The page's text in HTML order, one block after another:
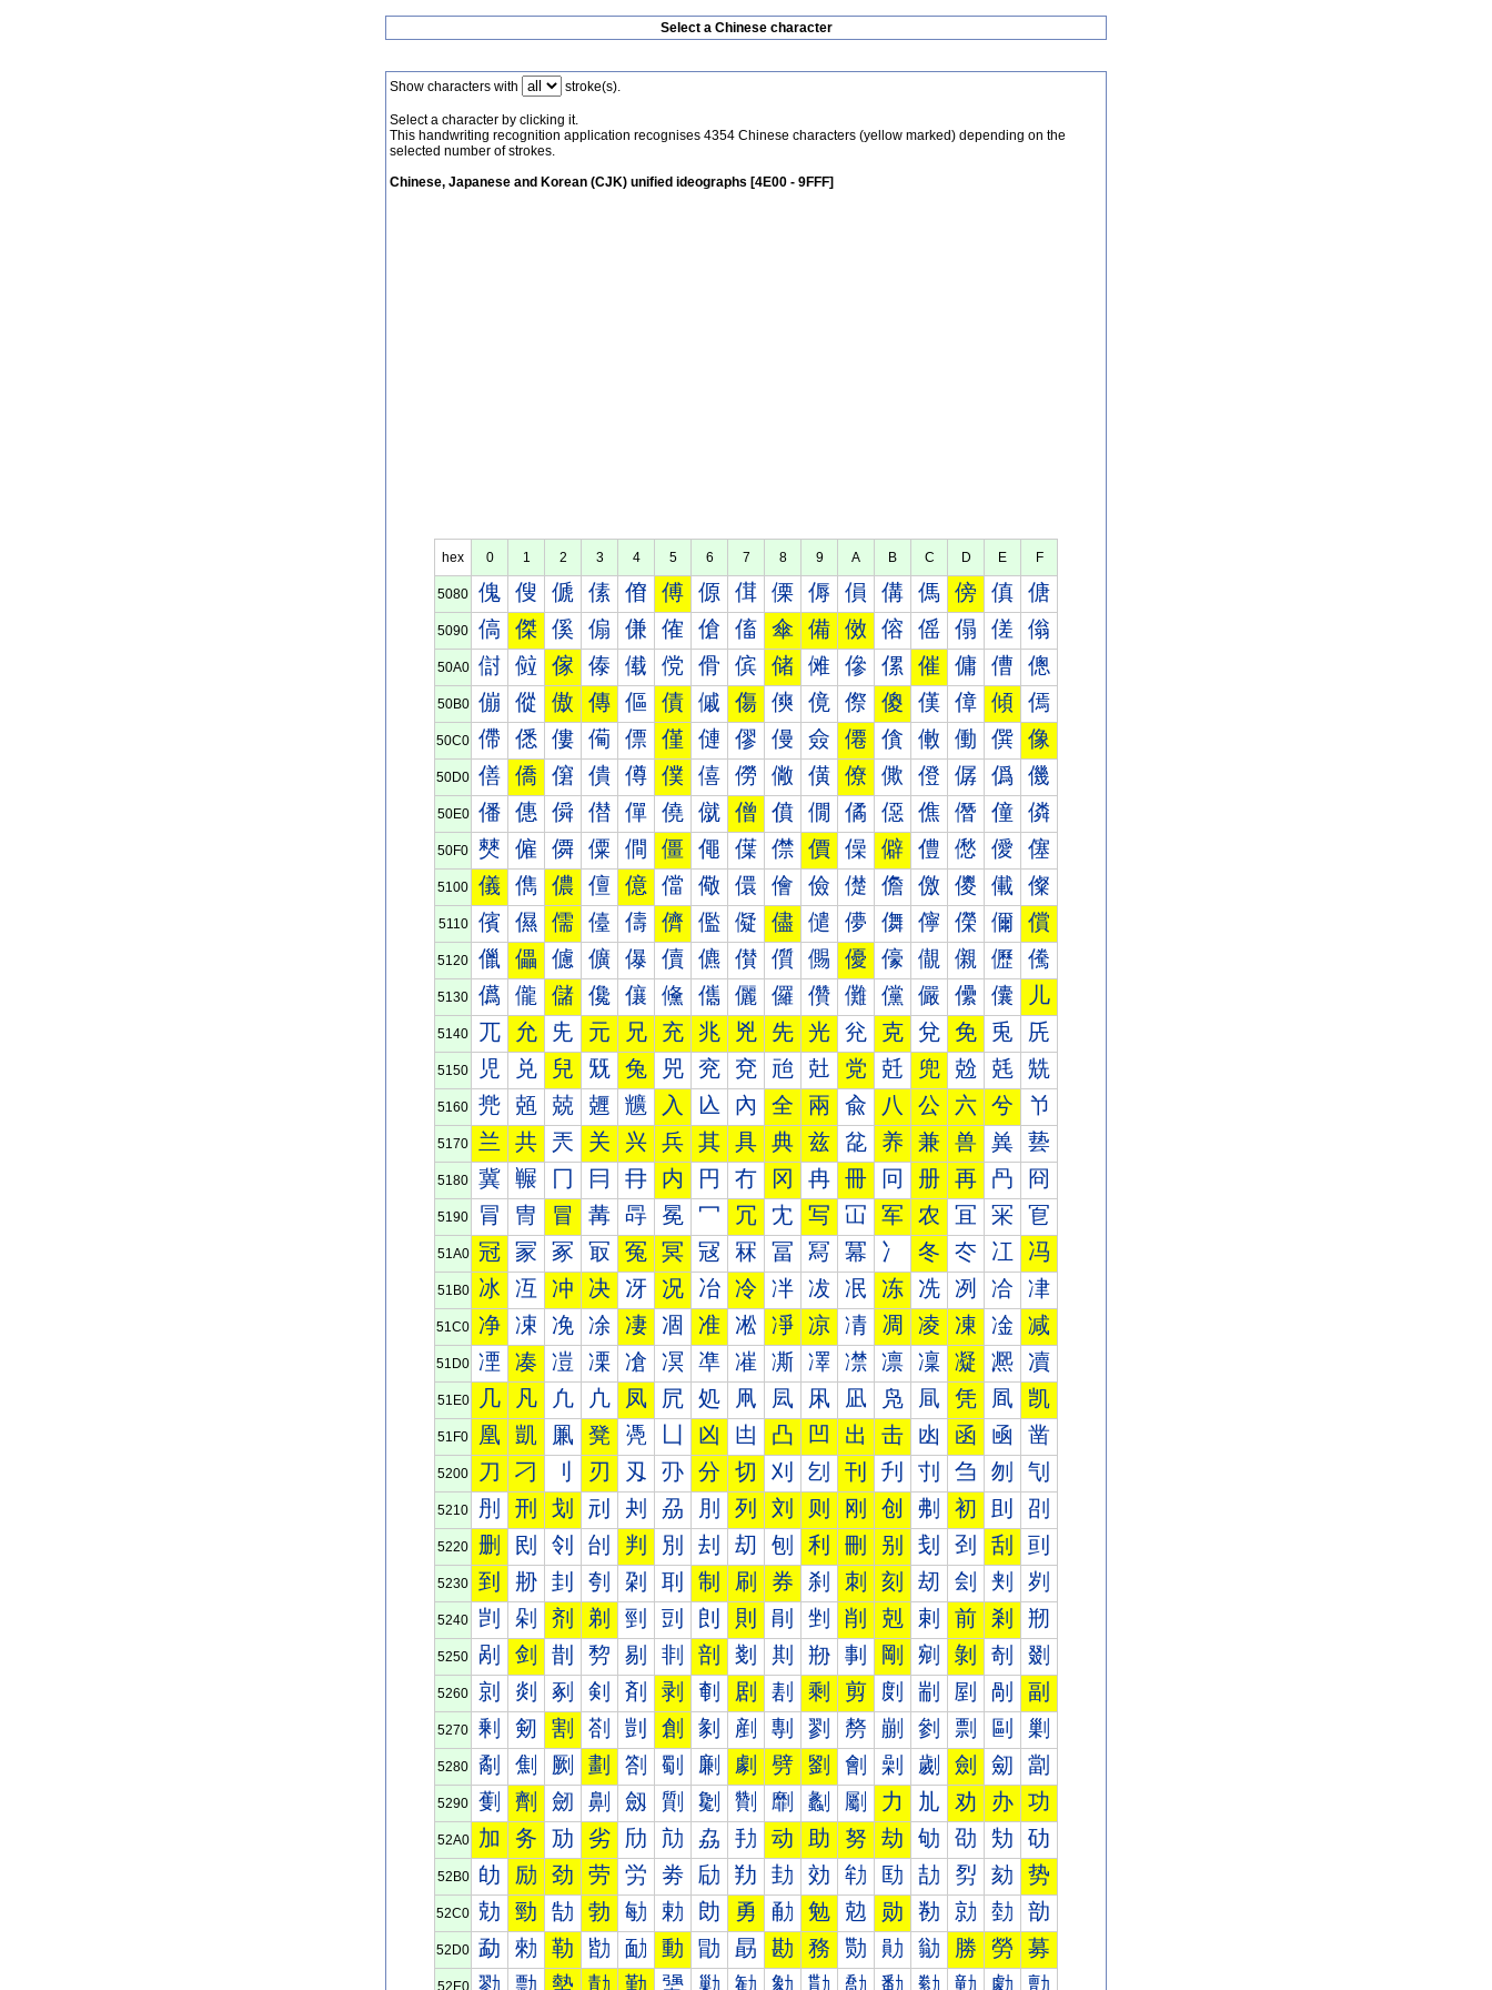
Select a Chinese character
Show characters with stroke(s).
Select a character by clicking it.
This handwriting recognition application recognises 4354 Chinese characters (yellow marked) depending on the
selected number of strokes.
Chinese, Japanese and Korean (CJK) unified ideographs [4E00 - 9FFF]
hex 0 1 2 3 4 5 6 7 8 9 A B C D E F
5080 傀 傁 傂 傃 傄 傅 傆 傇 傈 傉 傊 傋 傌 傍 傎 傏
5090 傐 傑 傒 傓 傔 傕 傖 傗 傘 備 傚 傛 傜 傝 傞 傟
50A0 傠 傡 傢 傣 傤 傥 傦 傧 储 傩 傪 傫 催 傭 傮 傯
50B0 傰 傱 傲 傳 傴 債 傶 傷 傸 傹 傺 傻 傼 傽 傾 傿
50C0 僀 僁 僂 僃 僄 僅 僆 僇 僈 僉 僊 僋 僌 働 僎 像
50D0 僐 僑 僒 僓 僔 僕 僖 僗 僘 僙 僚 僛 僜 僝 僞 僟
50E0 僠 僡 僢 僣 僤 僥 僦 僧 僨 僩 僪 僫 僬 僭 僮 僯
50F0 僰 僱 僲 僳 僴 僵 僶 僷 僸 價 僺 僻 僼 僽 僾 僿
5100 儀 儁 儂 儃 億 儅 儆 儇 儈 儉 儊 儋 儌 儍 儎 儏
5110 儐 儑 儒 儓 儔 儕 儖 儗 儘 儙 儚 儛 儜 儝 儞 償
5120 儠 儡 儢 儣 儤 儥 儦 儧 儨 儩 優 儫 儬 儭 儮 儯
5130 儰 儱 儲 儳 儴 儵 儶 儷 儸 儹 儺 儻 儼 儽 儾 儿
5140 兀 允 兂 元 兄 充 兆 兇 先 光 兊 克 兌 免 兎 兏
5150 児 兑 兒 兓 兔 兕 兖 兗 兘 兙 党 兛 兜 兝 兞 兟
5160 兠 兡 兢 兣 兤 入 兦 內 全 兩 兪 八 公 六 兮 兯
5170 兰 共 兲 关 兴 兵 其 具 典 兹 兺 养 兼 兽 兾 兿
5180 冀 冁 冂 冃 冄 内 円 冇 冈 冉 冊 冋 册 再 冎 冏
5190 冐 冑 冒 冓 冔 冕 冖 冗 冘 写 冚 军 农 冝 冞 冟
51A0 冠 冡 冢 冣 冤 冥 冦 冧 冨 冩 冪 冫 冬 冭 冮 冯
51B0 冰 冱 冲 决 冴 况 冶 冷 冸 冹 冺 冻 冼 冽 冾 冿
51C0 净 凁 凂 凃 凄 凅 准 凇 凈 凉 凊 凋 凌 凍 凎 减
51D0 凐 凑 凒 凓 凔 凕 凖 凗 凘 凙 凚 凛 凜 凝 凞 凟
51E0 几 凡 凢 凣 凤 凥 処 凧 凨 凩 凪 凫 凬 凭 凮 凯
51F0 凰 凱 凲 凳 凴 凶 凷 凸 凹 出 击 凼 函 凾 凿
5200 刀 刁 刂 刃 刄 刅 分 切 刈 刉 刊 刋 刌 刍 刎 刏
5210 刐 刑 划 刓 刔 刕 刖 列 刘 则 刚 创 刜 初 刞 刟
5220 删 刡 刢 刣 判 別 刦 刧 刨 利 刪 别 刬 刭 刮 刯
5230 到 刱 刲 刳 刴 刵 制 刷 券 刹 刺 刻 刼 刽 刾 刿
5240 剀 剁 剂 剃 剄 剅 剆 則 剈 剉 削 剋 剌 前 剎 剏
5250 剐 剑 剒 剓 剔 剕 剖 剗 剘 剙 剚 剛 剜 剝 剞 剟
5260 剠 剡 剢 剣 剤 剥 剦 剧 剨 剩 剪 剫 剬 剭 剮 副
5270 剰 剱 割 剳 剴 創 剶 剷 剸 剹 剺 剻 剼 剽 剾 剿
5280 劀 劁 劂 劃 劄 劅 劆 劇 劈 劉 劊 劋 劌 劍 劎 劏
5290 劐 劑 劒 劓 劔 劕 劖 劗 劘 劙 劚 力 劜 劝 办 功
52A0 加 务 劢 劣 劤 劥 劦 劧 动 助 努 劫 劬 劭 劮 劯
52B0 劰 励 劲 劳 労 劵 劶 劷 劸 効 劺 劻 劼 劽 劾 势
52C0 勀 勁 勂 勃 勄 勅 勆 勇 勈 勉 勊 勋 勌 勍 勎 勏
52D0 勐 勑 勒 勓 勔 動 勖 勗 勘 務 勚 勛 勜 勝 勞 募
52E0 勠 勡 勢 勣 勤 勥 勦 勧 勨 勩 勪 勫 勬 勭 勮 勯